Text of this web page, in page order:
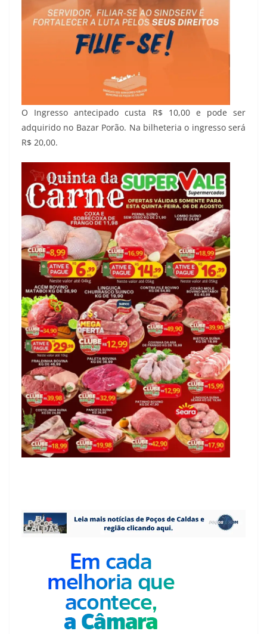
O Ingresso antecipado custa R$ 10,00 e pode ser
adquirido no Bazar Porão. Na bilheteria o ingresso será
R$ 20,00.